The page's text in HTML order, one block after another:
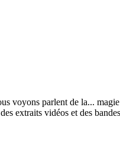
voyons parlent de la...
extraits vidéos et des